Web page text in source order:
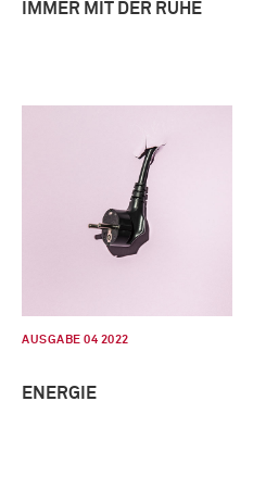
IMMER MIT DER RUHE
AUSGABE 04 2022
ENERGIE